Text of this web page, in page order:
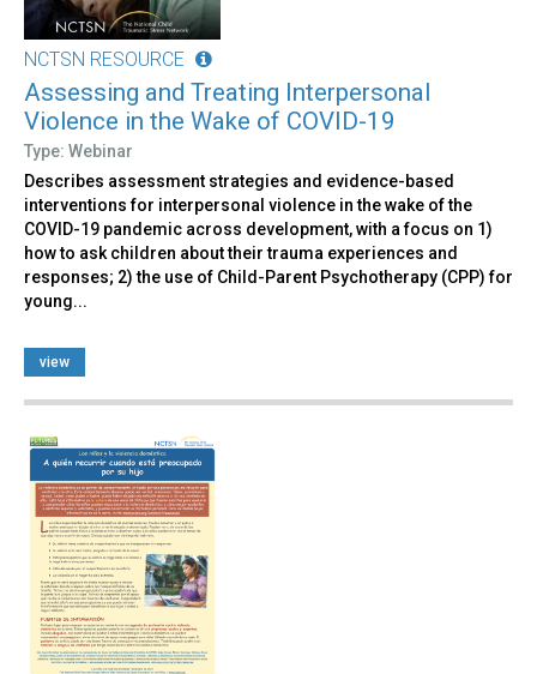
NCTSN RESOURCE
Assessing and Treating Interpersonal
Violence in the Wake of COVID-19
Type: Webinar
Describes assessment strategies and evidence-based
interventions for interpersonal violence in the wake of the
COVID-19 pandemic across development, with a focus on 1)
how to ask children about their trauma experiences and
responses; 2) the use of Child-Parent Psychotherapy (CPP) for
young...
view